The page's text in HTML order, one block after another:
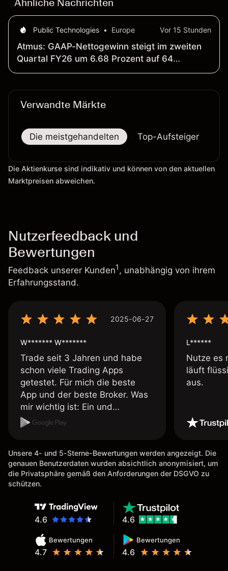
Ähnliche Nachrichten
Public Technologies • Europe Vor 15 Stunden
Atmus: GAAP-Nettogewinn steigt im zweiten
Quartal FY26 um 6.68 Prozent auf 64
Millionen US-Dollar; Nettoumsatz klettert um
Verwandte Märkte
Die meistgehandelten Top-Aufsteiger
Die Aktienkurse sind indikativ und können von den aktuellen
Marktpreisen abweichen.
Nutzerfeedback und
Bewertungen
Feedback unserer Kunden1, unabhängig von ihrem
Erfahrungsstand.
2025-06-27
W******* W*******
Trade seit 3 Jahren und habe
schon viele Trading Apps
getestet. Für mich die beste
App und der beste Broker. Was
mir wichtig ist: Ein und
Auszahlungen per Kreditkarte
möglich. Berichte, Auszüge OK.
Eine Diagrammfunktion wie es
bei Naga ist wäre
L******
Nutze es
läuft
aus.
Unsere 4- und 5-Sterne-Bewertungen werden angezeigt. Die
genauen Benutzerdaten wurden absichtlich anonymisiert, um
die Privatsphäre gemäß den Anforderungen der DSGVO zu
schützen.
4.6
Bewertungen
4.7
Bewertungen
4.6
4.6